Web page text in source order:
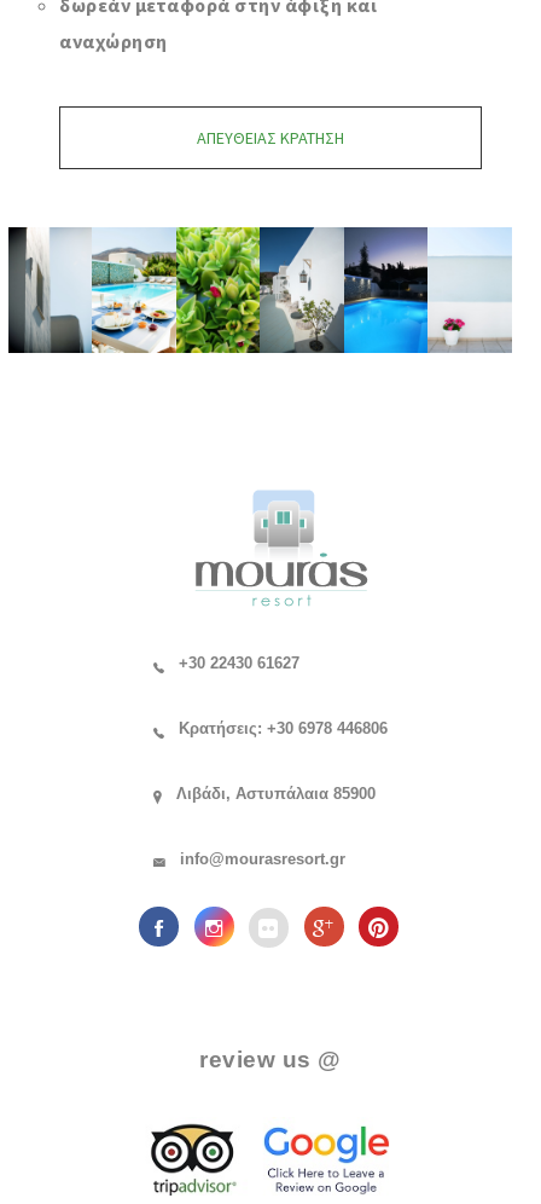
αναχώρηση
ΑΠΕΥΘΕΊΑΣ ΚΡΆΤΗΣΗ
+30 22430 61627
Κρατήσεις: +30 6978 446806
Λιβάδι, Αστυπάλαια 85900
info@mourasresort.gr
review us @